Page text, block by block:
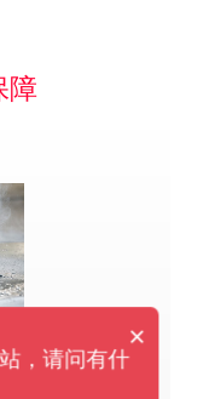
障
×
，请问有什